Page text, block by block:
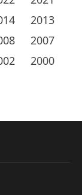
2013
2007
2000